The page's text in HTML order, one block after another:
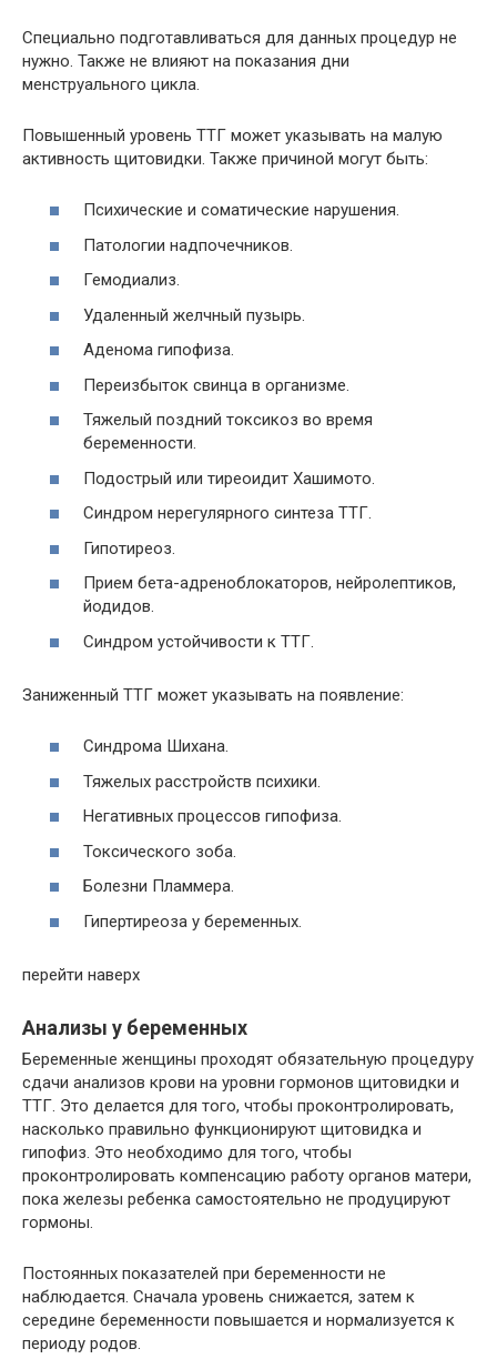
Специально подготавливаться для данных процедур не
нужно. Также не влияют на показания дни
менструального цикла.
Повышенный уровень ТТГ может указывать на малую
активность щитовидки. Также причиной могут быть:
Психические и соматические нарушения.
Патологии надпочечников.
Гемодиализ.
Удаленный желчный пузырь.
Аденома гипофиза.
Переизбыток свинца в организме.
Тяжелый поздний токсикоз во время
беременности.
Подострый или тиреоидит Хашимото.
Синдром нерегулярного синтеза ТТГ.
Гипотиреоз.
Прием бета-адреноблокаторов, нейролептиков,
йодидов.
Синдром устойчивости к ТТГ.
Заниженный ТТГ может указывать на появление:
Синдрома Шихана.
Тяжелых расстройств психики.
Негативных процессов гипофиза.
Токсического зоба.
Болезни Пламмера.
Гипертиреоза у беременных.
перейти наверх
Анализы у беременных
Беременные женщины проходят обязательную процедуру
сдачи анализов крови на уровни гормонов щитовидки и
ТТГ. Это делается для того, чтобы проконтролировать,
насколько правильно функционируют щитовидка и
гипофиз. Это необходимо для того, чтобы
проконтролировать компенсацию работу органов матери,
пока железы ребенка самостоятельно не продуцируют
гормоны.
Постоянных показателей при беременности не
наблюдается. Сначала уровень снижается, затем к
середине беременности повышается и нормализуется к
периоду родов.